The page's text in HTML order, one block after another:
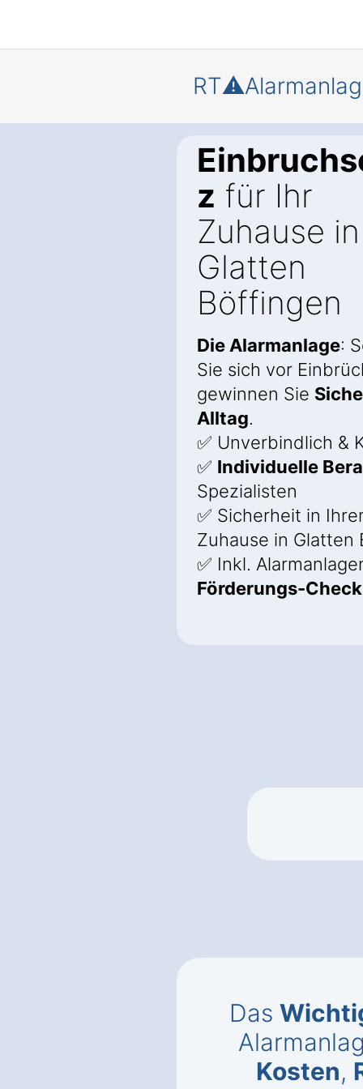
z für Ihr
Zuhause in
Glatten
Böffingen
Die Alarmanlage:
Sie sich vor
gewinnen Sie
Alltag.
✅ Unverbindlich &
✅ Individuelle
Spezialisten
✅ Sicherheit in
Zuhause in Glatten
✅ Inkl.
Förderungs-Check
Das
Kosten,